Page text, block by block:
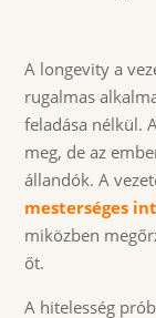
A longevity a
rugalmas
feladása nélkül.
meg, de az
állandók. A
mesterséges
miközben
őt.
A hitelesség